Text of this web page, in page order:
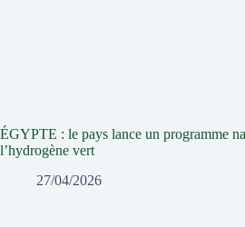
ÉGYPTE : le pays lance un programme
l’hydrogène vert
27/04/2026